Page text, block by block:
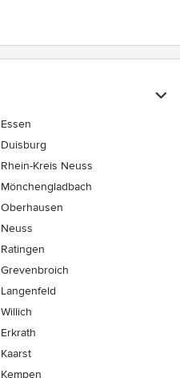
Essen
Duisburg
Rhein-Kreis Neuss
Mönchengladbach
Oberhausen
Neuss
Ratingen
Grevenbroich
Langenfeld
Willich
Erkrath
Kaarst
Kempen